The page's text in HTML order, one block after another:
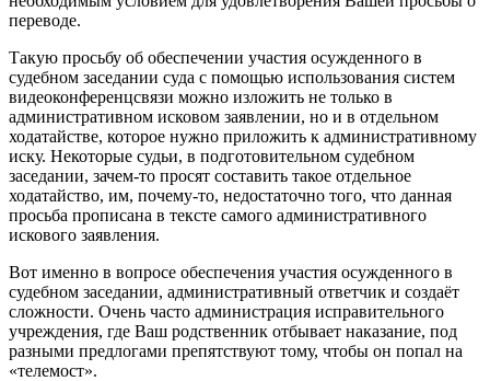
переводе.
Такую просьбу об обеспечении участия осужденного в
судебном заседании суда с помощью использования систем
видеоконференцсвязи можно изложить не только в
административном исковом заявлении, но и в отдельном
ходатайстве, которое нужно приложить к административному
иску. Некоторые судьи, в подготовительном судебном
заседании, зачем-то просят составить такое отдельное
ходатайство, им, почему-то, недостаточно того, что данная
просьба прописана в тексте самого административного
искового заявления.
Вот именно в вопросе обеспечения участия осужденного в
судебном заседании, административный ответчик и создаёт
сложности. Очень часто администрация исправительного
учреждения, где Ваш родственник отбывает наказание, под
разными предлогами препятствуют тому, чтобы он попал на
«телемост».